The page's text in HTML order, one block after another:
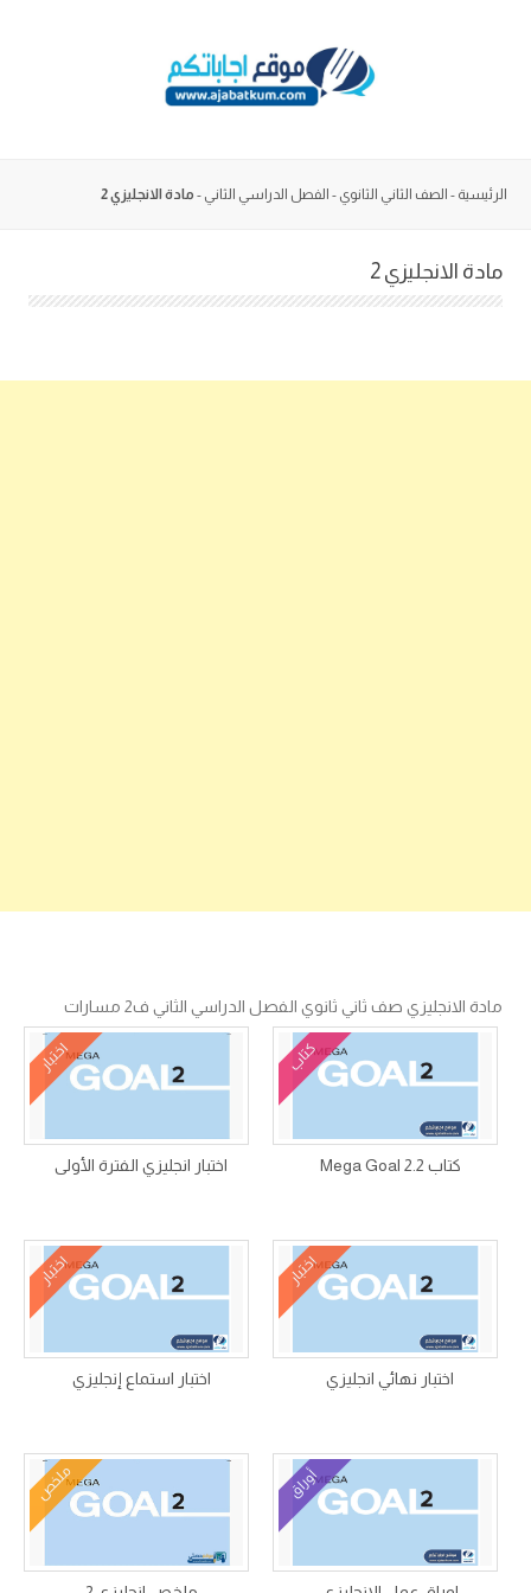
الرئيسية - الصف الثاني الثانوي - الفصل الدراسي الثاني - مادة الانجليزي 2
مادة الانجليزي 2
مادة الانجليزي صف ثاني ثانوي الفصل الدراسي الثاني ف2 مسارات
كتاب
كتاب Mega Goal 2.2
اختبار
اختبار انجليزي الفترة الأولى
اختبار
اختبار نهائي انجليزي
اختبار
اختبار استماع إنجليزي
أوراق ملخص